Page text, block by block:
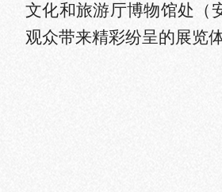
文化和旅游厅博物馆处（
观众带来精彩纷呈的展览